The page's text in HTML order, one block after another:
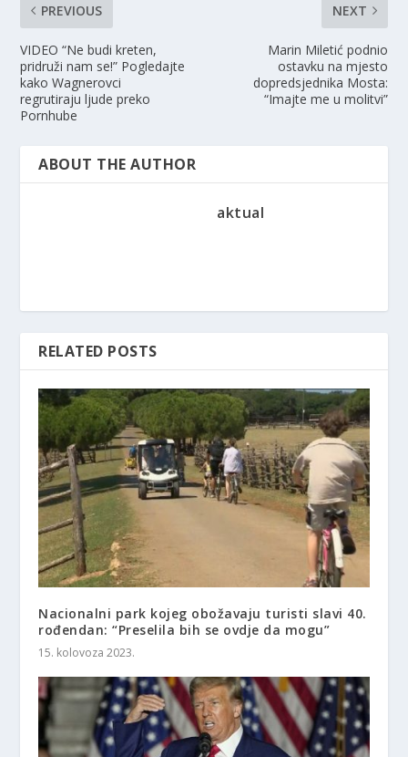
PREVIOUS
VIDEO “Ne budi kreten,
pridruži nam se!” Pogledajte
kako Wagnerovci
regrutiraju ljude preko
Pornhube
NEXT
Marin Miletić podnio
ostavku na mjesto
dopredsjednika Mosta:
“Imajte me u molitvi”
ABOUT THE AUTHOR
aktual
RELATED POSTS
Nacionalni park kojeg obožavaju turisti slavi 40.
rođendan: “Preselila bih se ovdje da mogu”
15. kolovoza 2023.